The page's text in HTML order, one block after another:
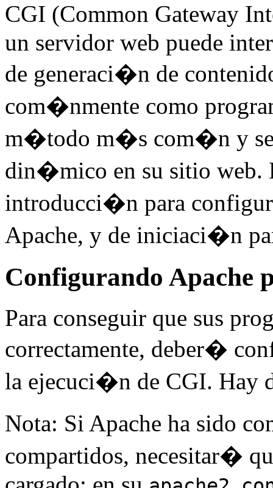
CGI (Common Gateway
un servidor web puede
de generaci�n de
com�nmente como
m�todo m�s com�n y
din�mico en su sitio web.
introducci�n para
Apache, y de iniciaci�n
Configurando Apache
Para conseguir que sus
correctamente, deber�
la ejecuci�n de CGI. Hay
Nota: Si Apache ha sido
compartidos, necesitar�